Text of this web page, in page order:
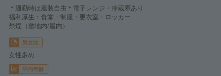
＊通勤時は服装自由＊電子レンジ・冷蔵庫あり
福利厚生：食堂・制服・更衣室・ロッカー
禁煙（敷地内/屋内）
男女比
女性多め
平均年齢